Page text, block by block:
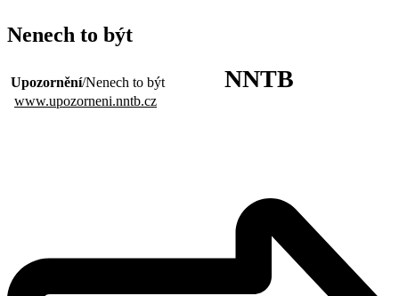
Nenech to být
Upozornění/Nenech to být NNTB
www.upozorneni.nntb.cz